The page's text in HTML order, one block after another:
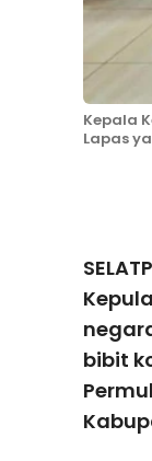
Kepala
Lapas
bibit